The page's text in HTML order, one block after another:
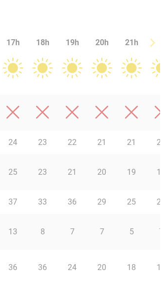
17h 18h 19h 20h 21h 22h
24 23 22 21 21 20
25 23 21 20 19 18
37 33 36 29 25 24
13 8 7 7 5 7
36 36 24 20 18 17